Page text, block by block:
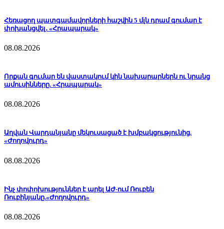
Հեռացող պատգամավորների հաշվին 5 մլն դրամ գումար է
փոխանցվել․ «Հրապարակ»
08.08.2026
Որքան գումար են վաստակում կին նախարարներն ու նրանց
ամուսինները. «Հրապարակ»
08.08.2026
Աղվան Վարդանյանը մեկուսացած է խմբակցությունից.
«Ժողովուրդ»
08.08.2026
Ինչ փոփոխություններ է արել ԱԺ-ում Ռուբեն
Ռուբինյանը.«Ժողովուրդ»
08.08.2026